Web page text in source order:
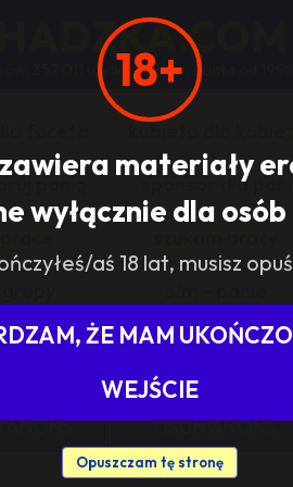
18+
materiały
wyłącznie dla
aś 18 lat, musisz
ŻE MAM
WEJŚCIE
Opuszczam tę stronę
352 011 użytkowników, działa od 1998
sponsor dla pani
Pokaż tylko ogłoszenia z
USUŃ ANONS